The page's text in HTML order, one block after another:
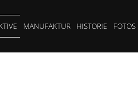
MANUFAKTUR HISTORIE FOTOS